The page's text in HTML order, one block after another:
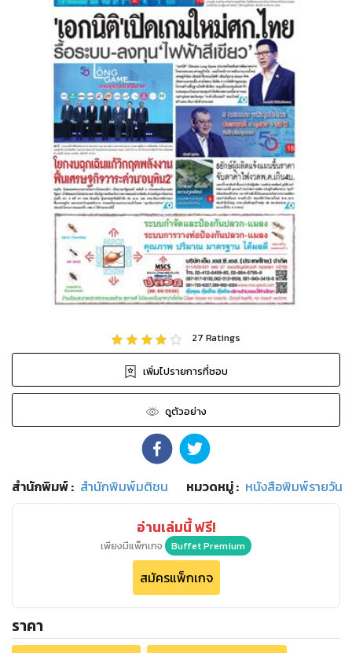
27 Ratings
เพิ่มไปรายการที่ชอบ
ดูตัวอย่าง
สำนักพิมพ์: สำนักพิมพ์มติชน หมวดหมู่: หนังสือพิมพ์รายวัน
อ่านเล่มนี้ ฟรี!
เพียงมีแพ็กเกจ Buffet Premium
สมัครแพ็กเกจ
ราคา